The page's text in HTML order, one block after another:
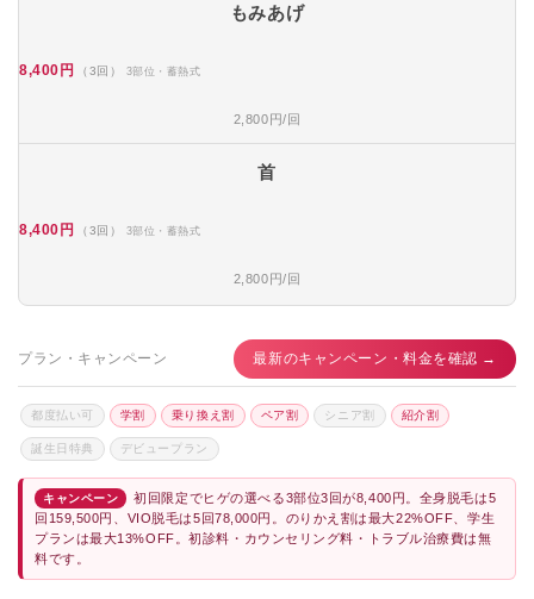
もみあげ
8,400円 （3回） 3部位・蓄熱式
2,800円/回
首
8,400円 （3回） 3部位・蓄熱式
2,800円/回
プラン・キャンペーン 最新のキャンペーン・料金を確認 →
都度払い可 学割 乗り換え割 ペア割 シニア割 紹介割
誕生日特典 デビュープラン
キャンペーン
初回限定でヒゲの選べる3部位3回が8,400円。全身脱毛は5
回159,500円、VIO脱毛は5回78,000円。のりかえ割は最大22%OFF、学生
プランは最大13%OFF。初診料・カウンセリング料・トラブル治療費は無
料です。